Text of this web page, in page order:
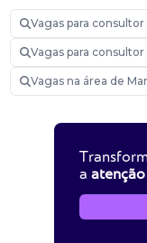
Vagas para
Vagas para
Vagas na área de
a